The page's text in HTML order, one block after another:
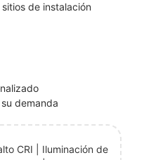
de instalación
demanda